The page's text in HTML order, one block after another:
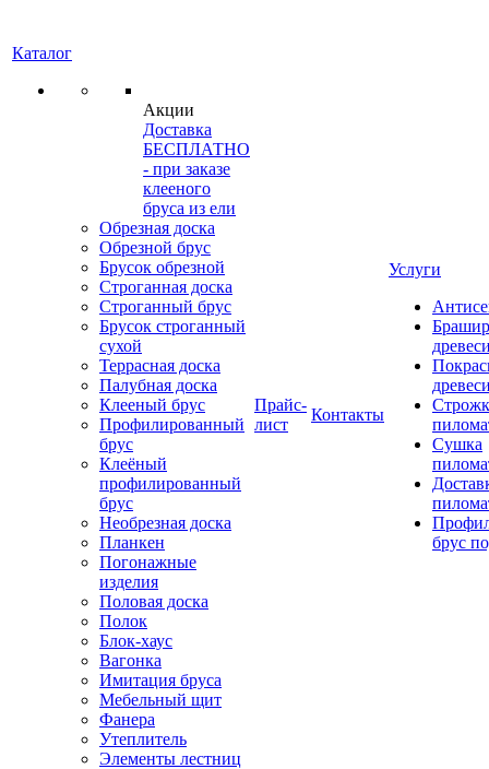
Каталог
Акции
Доставка
БЕСПЛАТНО
- при заказе
клееного
бруса из ели
Обрезная доска
Обрезной брус
Брусок обрезной
Строганная доска
Строганный брус
Брусок строганный
сухой
Террасная доска
Палубная доска
Клееный брус
Профилированный
брус
Клеёный
профилированный
брус
Необрезная доска
Планкен
Погонажные
изделия
Половая доска
Полок
Блок-хаус
Вагонка
Имитация бруса
Мебельный щит
Фанера
Утеплитель
Элементы лестниц
Прайс-
лист
Контакты
Услуги
Сушка
брус